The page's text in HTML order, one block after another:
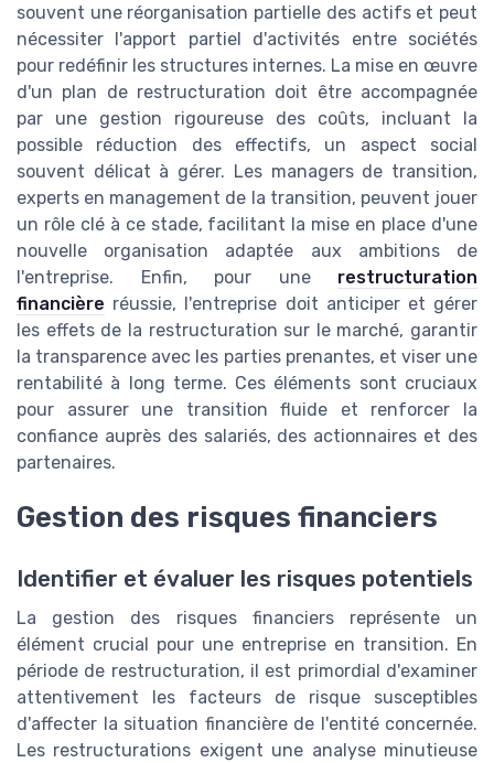
souvent une réorganisation partielle des actifs et peut
nécessiter l'apport partiel d'activités entre sociétés
pour redéfinir les structures internes. La mise en œuvre
d'un plan de restructuration doit être accompagnée
par une gestion rigoureuse des coûts, incluant la
possible réduction des effectifs, un aspect social
souvent délicat à gérer. Les managers de transition,
experts en management de la transition, peuvent jouer
un rôle clé à ce stade, facilitant la mise en place d'une
nouvelle organisation adaptée aux ambitions de
l'entreprise. Enfin, pour une restructuration
financière réussie, l'entreprise doit anticiper et gérer
les effets de la restructuration sur le marché, garantir
la transparence avec les parties prenantes, et viser une
rentabilité à long terme. Ces éléments sont cruciaux
pour assurer une transition fluide et renforcer la
confiance auprès des salariés, des actionnaires et des
partenaires.
Gestion des risques financiers
Identifier et évaluer les risques potentiels
La gestion des risques financiers représente un
élément crucial pour une entreprise en transition. En
période de restructuration, il est primordial d'examiner
attentivement les facteurs de risque susceptibles
d'affecter la situation financière de l'entité concernée.
Les restructurations exigent une analyse minutieuse